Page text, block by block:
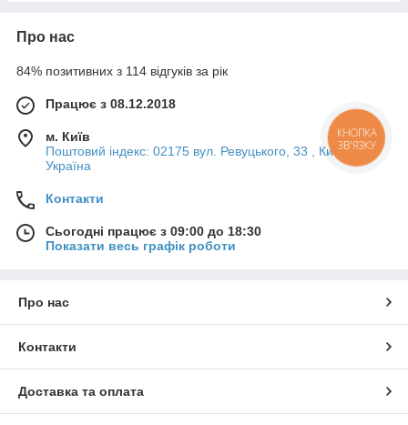
Про нас
84% позитивних з 114 відгуків за рік
Працює з 08.12.2018
м. Київ
Поштовий індекс: 02175 вул. Ревуцького, 33 , Київ,
Україна
Контакти
Сьогодні працює з 09:00 до 18:30
Показати весь графік роботи
Про нас
Контакти
Доставка та оплата
КНОПКА
ЗВ'ЯЗКУ